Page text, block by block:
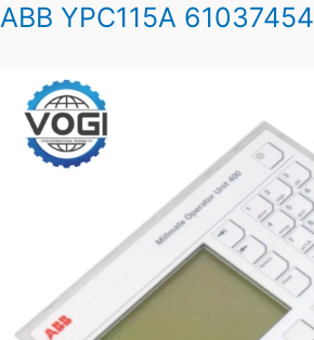
ABB YPC115A 61037454